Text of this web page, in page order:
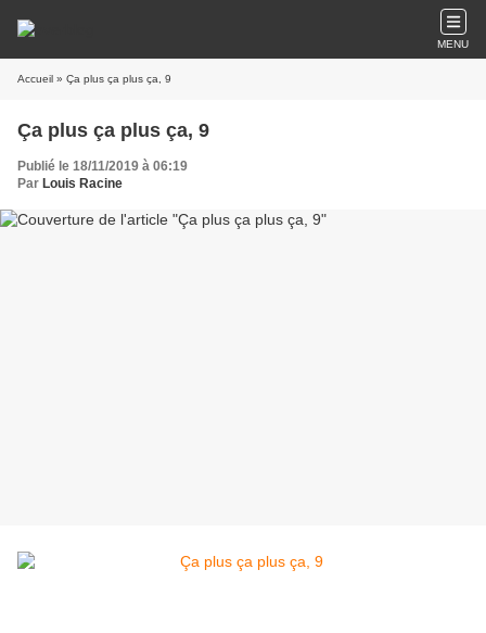
MENU
Accueil » Ça plus ça plus ça, 9
Ça plus ça plus ça, 9
Publié le 18/11/2019 à 06:19
Par Louis Racine